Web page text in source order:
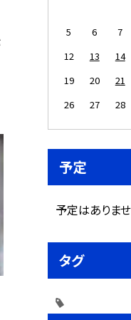
5
6 7
12
13 14
19
20 21
26
27 28
予定
予定はありま
タグ